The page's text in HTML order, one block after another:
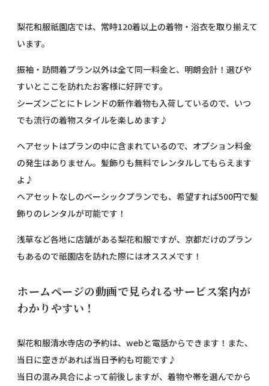
梨花和服祇園店では、常時120着以上の着物・浴衣を取り揃えて
います。
振袖・訪問着プラン以外は全て同一料金と、明朗会計！選びや
すいとここを訪れたお客様に好評です。
シーズンごとにトレンドの新作着物も入荷しているので、いつ
でも流行の着物スタイルを楽しめます♪
ヘアセットはプランの中に含まれているので、オプション料金
の発生はありません。髪飾りも無料でレンタルしてもらえます
よ♪
ヘアセットなしのベーシックプランでも、希望すれば500円で髪
飾りのレンタルが可能です！
浅草など各地に店舗がある梨花和服ですが、京都だけのプラン
もあるので祇園店を訪れた際にはオススメです！
ホームページの動画で見られるサービス案内が
わかりやすい！
梨花和服清水寺店の予約は、webと電話からできます！また、
当日に空きがあれば当日予約も可能です♪
当日の混み具合によって前後しますが、着物や帯を選んでから